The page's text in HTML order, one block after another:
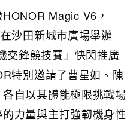
Magic V6，
沙田新城市廣場舉辦
交鋒競技賽」快閃推廣
特別邀請了曹星如、陳
自以其體能極限挑戰場
力量與主打強韌機身性